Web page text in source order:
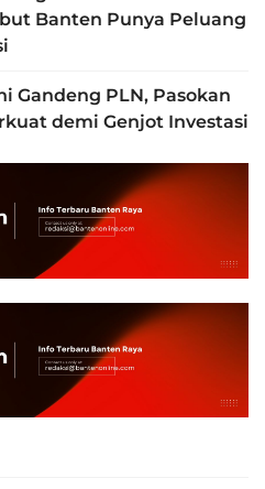
Banten Punya Peluang
Gandeng PLN, Pasokan
demi Genjot Investasi